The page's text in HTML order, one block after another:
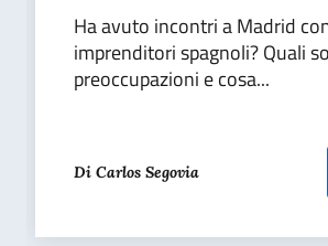
Ha avuto incontri a Madrid
imprenditori spagnoli? Quali
preoccupazioni e cosa...
Di Carlos Segovia